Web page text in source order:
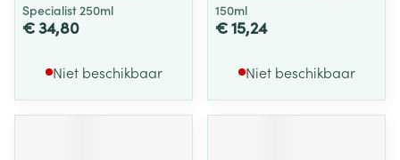
Specialist 250ml
€ 34,80
Niet beschikbaar
150ml
€ 15,24
Niet beschikbaar